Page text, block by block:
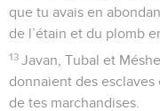
que tu avais en
de l’étain et du plomb
13 Javan, Tubal et
donnaient des
de tes marchandises.